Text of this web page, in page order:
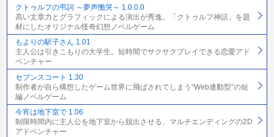
クトゥルフの弔詞 ～夢声慟哭～ 1.0.0.0
高い文章力とグラフィックによる演出が秀逸。「クトゥルフ神話」を題
材にしたオリジナル怪奇幻想ノベルゲーム
もよりの駅子さん 1.01
主人公は引きこもりの大学生。短時間でサクサクプレイできる恋愛アド
ベンチャー
セブンスコート 1.30
制作者が自ら構想したゲーム世界に飛ばされてしまう“Web連動型”の短
編ノベルゲーム
今宵は地下室で 1.06
制限時間内に主人公を地下室から脱出させる、マルチエンディングの2D
アドベンチャー